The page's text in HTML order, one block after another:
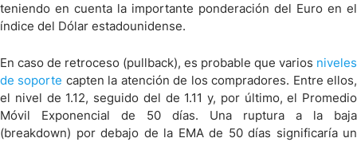
teniendo en cuenta la importante ponderación del Euro en el
índice del Dólar estadounidense.
En caso de retroceso (pullback), es probable que varios niveles
de soporte capten la atención de los compradores. Entre ellos,
el nivel de 1.12, seguido del de 1.11 y, por último, el Promedio
Móvil Exponencial de 50 días. Una ruptura a la baja
(breakdown) por debajo de la EMA de 50 días significaría un